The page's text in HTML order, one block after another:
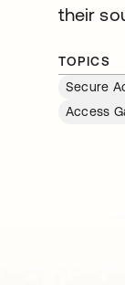
their
TOPICS
Secure
Access